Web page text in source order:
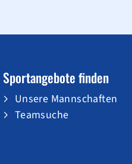
Sportangebote finden
Unsere Mannschaften
Teamsuche